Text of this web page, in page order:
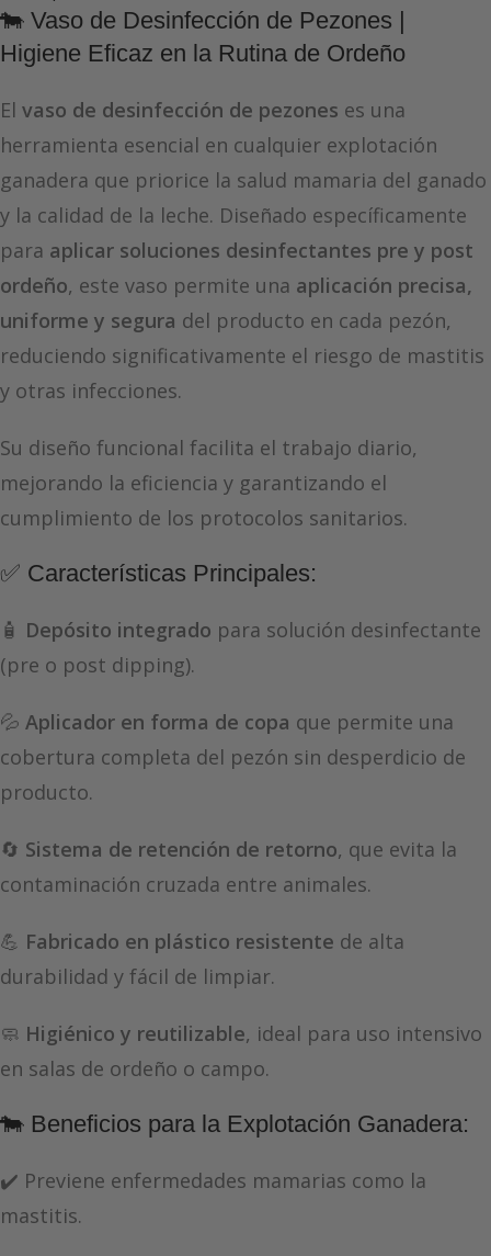
🐄 Vaso de Desinfección de Pezones |
Higiene Eficaz en la Rutina de Ordeño
El vaso de desinfección de pezones es una
herramienta esencial en cualquier explotación
ganadera que priorice la salud mamaria del ganado
y la calidad de la leche. Diseñado específicamente
para aplicar soluciones desinfectantes pre y post
ordeño, este vaso permite una aplicación precisa,
uniforme y segura del producto en cada pezón,
reduciendo significativamente el riesgo de mastitis
y otras infecciones.
Su diseño funcional facilita el trabajo diario,
mejorando la eficiencia y garantizando el
cumplimiento de los protocolos sanitarios.
✅ Características Principales:
🧴 Depósito integrado para solución desinfectante
(pre o post dipping).
💦 Aplicador en forma de copa que permite una
cobertura completa del pezón sin desperdicio de
producto.
🔄 Sistema de retención de retorno, que evita la
contaminación cruzada entre animales.
💪 Fabricado en plástico resistente de alta
durabilidad y fácil de limpiar.
🧼 Higiénico y reutilizable, ideal para uso intensivo
en salas de ordeño o campo.
🐄 Beneficios para la Explotación Ganadera:
✔️ Previene enfermedades mamarias como la
mastitis.